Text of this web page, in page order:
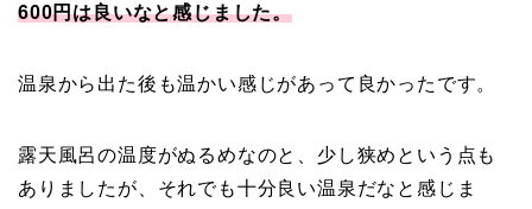
600円は良いなと感じました。
温泉から出た後も温かい感じがあって良かったです。
露天風呂の温度がぬるめなのと、少し狭めという点も
ありましたが、それでも十分良い温泉だなと感じま